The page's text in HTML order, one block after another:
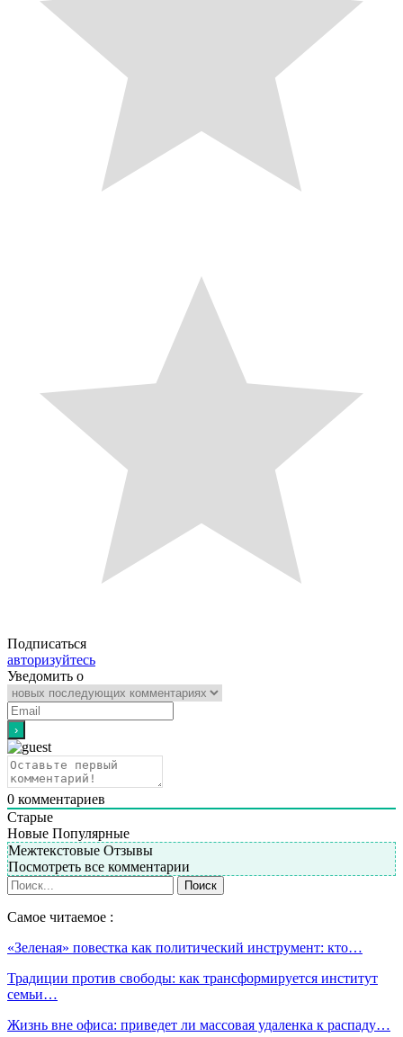
Подписаться
авторизуйтесь
Уведомить о
0 комментариев
Старые
Новые Популярные
Межтекстовые Отзывы
Посмотреть все комментарии
Самое читаемое :
«Зеленая» повестка как политический инструмент: кто…
Традиции против свободы: как трансформируется институт
семьи…
Жизнь вне офиса: приведет ли массовая удаленка к распаду…